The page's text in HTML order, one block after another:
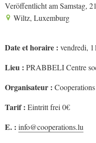
Veröffentlicht am Samstag,
Wiltz, Luxemburg
Date et horaire : vendredi,
Lieu : PRABBELI Centre
Organisateur : Cooperations
Tarif : Eintritt frei 0€
E. : info@cooperations.lu